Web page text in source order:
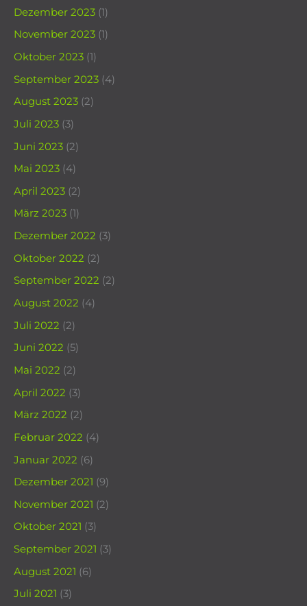
Dezember 2023 (1)
November 2023 (1)
Oktober 2023 (1)
September 2023 (4)
August 2023 (2)
Juli 2023 (3)
Juni 2023 (2)
Mai 2023 (4)
April 2023 (2)
März 2023 (1)
Dezember 2022 (3)
Oktober 2022 (2)
September 2022 (2)
August 2022 (4)
Juli 2022 (2)
Juni 2022 (5)
Mai 2022 (2)
April 2022 (3)
März 2022 (2)
Februar 2022 (4)
Januar 2022 (6)
Dezember 2021 (9)
November 2021 (2)
Oktober 2021 (3)
September 2021 (3)
August 2021 (6)
Juli 2021 (3)